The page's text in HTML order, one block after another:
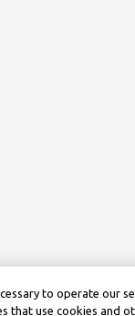
to operate our
that use cookies and